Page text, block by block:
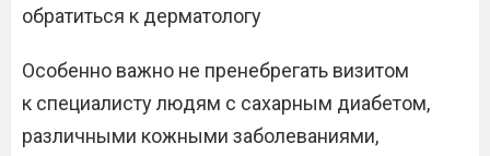
обратиться к дерматологу
Особенно важно не пренебрегать визитом
к специалисту людям с сахарным диабетом,
различными кожными заболеваниями,